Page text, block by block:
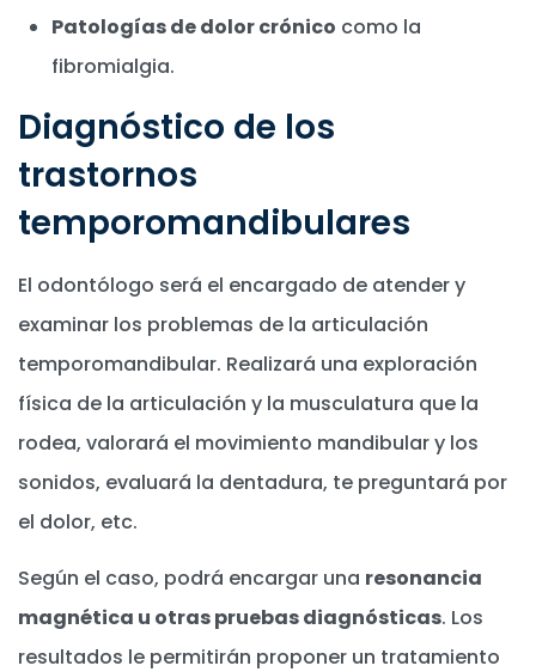
Patologías de dolor crónico como la
fibromialgia.
Diagnóstico de los
trastornos
temporomandibulares
El odontólogo será el encargado de atender y
examinar los problemas de la articulación
temporomandibular. Realizará una exploración
física de la articulación y la musculatura que la
rodea, valorará el movimiento mandibular y los
sonidos, evaluará la dentadura, te preguntará por
el dolor, etc.
Según el caso, podrá encargar una resonancia
magnética u otras pruebas diagnósticas. Los
resultados le permitirán proponer un tratamiento